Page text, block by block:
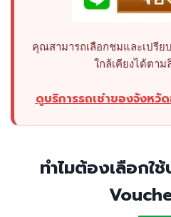
คุณสามารถเลือกชมและเปรีย
ใกล้เคียงได้ตาม
ดูบริการรถเช่าของจังหวั
ทำไมต้องเลือกใ